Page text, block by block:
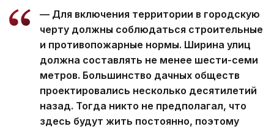
— Для включения территории в городскую
черту должны соблюдаться строительные
и противопожарные нормы. Ширина улиц
должна составлять не менее шести-семи
метров. Большинство дачных обществ
проектировались несколько десятилетий
назад. Тогда никто не предполагал, что
здесь будут жить постоянно, поэтому